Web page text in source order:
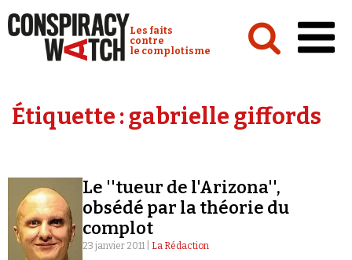
Conspiracy Watch :
Les faits
contre
le complotisme
Analyses
Vidéos
Émissions
Revues de presse
Étiquette :gabrielle giffords
Le ''tueur de l'Arizona'',
obsédé par la théorie du
complot
23 janvier 2011 | La Rédaction